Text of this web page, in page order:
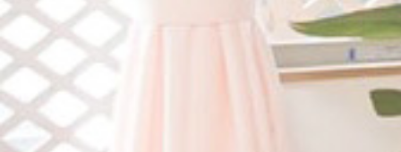
採用希望の方へ